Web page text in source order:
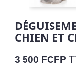
CHIEN ET
3 500 FCFP